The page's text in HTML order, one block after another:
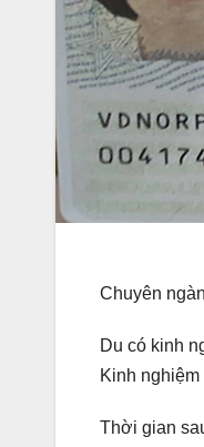
Chuyên
Du có kinh
Kinh
Thời gian